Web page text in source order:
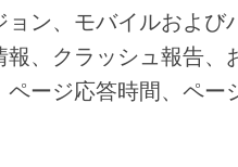
ョン、モバイルおよび
、クラッシュ報告、
ージ応答時間、ペー